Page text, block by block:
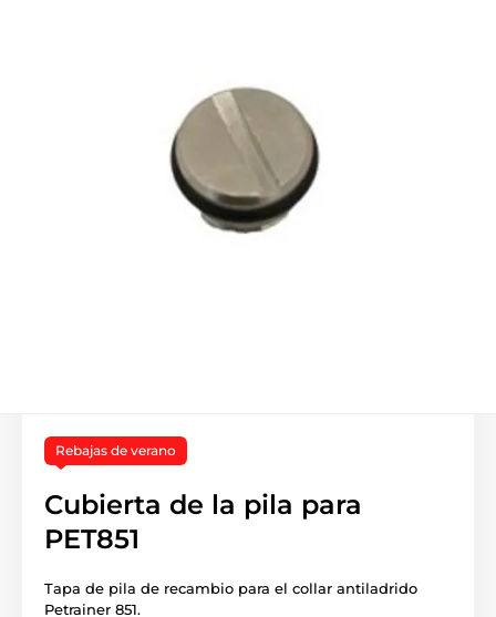
Rebajas de verano
Cubierta de la pila para
PET851
Tapa de pila de recambio para el collar antiladrido
Petrainer 851.